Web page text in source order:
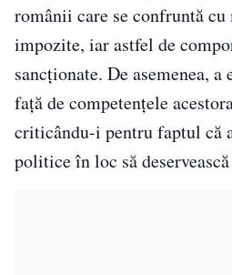
românii care se confruntă
impozite, iar astfel de
sancționate. De asemenea,
față de competențele
criticându-i pentru faptul că
politice în loc să